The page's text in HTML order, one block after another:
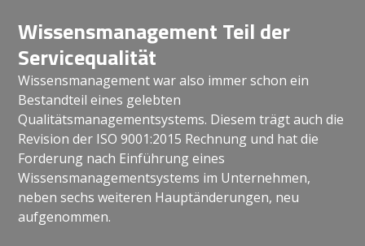
Wissensmanagement Teil der
Servicequalität
Wissensmanagement war also immer schon ein
Bestandteil eines gelebten
Qualitätsmanagementsystems. Diesem trägt auch die
Revision der ISO 9001:2015 Rechnung und hat die
Forderung nach Einführung eines
Wissensmanagementsystems im Unternehmen,
neben sechs weiteren Hauptänderungen, neu
aufgenommen.